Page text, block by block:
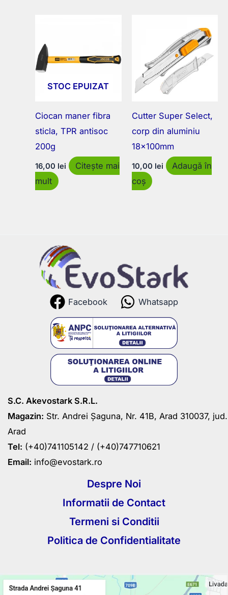
STOC EPUIZAT
Ciocan maner fibra
sticla, TPR antisoc
200g
16,00 lei
Citește mai
mult
Cutter Super Select,
corp din aluminiu
18x100mm
10,00 lei
Adaugă în
coș
Facebook Whatsapp
S.C. Akevostark S.R.L.
Magazin: Str. Andrei Șaguna, Nr. 41B, Arad 310037, jud.
Arad
Tel: (+40)741105142 / (+40)747710621
Email: info@evostark.ro
Despre Noi
Informatii de Contact
Termeni si Conditii
Politica de Confidentialitate